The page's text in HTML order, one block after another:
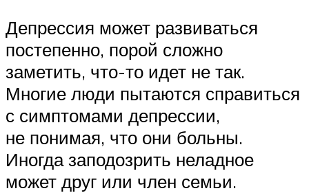
Депрессия может развиваться
постепенно, порой сложно
заметить, что-то идет не так.
Многие люди пытаются справиться
с симптомами депрессии,
не понимая, что они больны.
Иногда заподозрить неладное
может друг или член семьи.